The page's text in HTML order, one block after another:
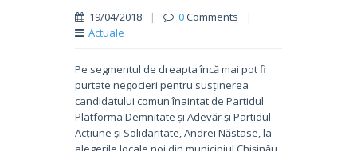
19/04/2018 | 0Comments
|
Actuale
Pe segmentul de dreapta încă mai pot fi
purtate negocieri pentru susținerea
candidatului comun înaintat de Partidul
Platforma Demnitate și Adevăr și Partidul
Acțiune și Solidaritate, Andrei Năstase, la